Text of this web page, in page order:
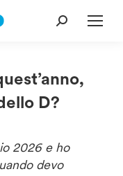
Cerca:
D?
2026 e ho
devo